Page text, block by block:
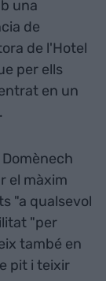
una
de
de l'Hotel
per ells
en un
el màxim
"a qualsevol
"per
també en
pit i teixir